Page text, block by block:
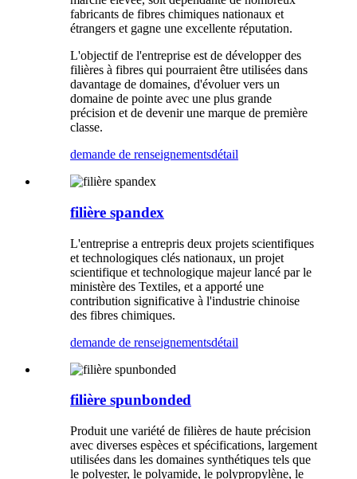
fabricants de fibres chimiques nationaux et
étrangers et gagne une excellente réputation.
L'objectif de l'entreprise est de développer des
filières à fibres qui pourraient être utilisées dans
davantage de domaines, d'évoluer vers un
domaine de pointe avec une plus grande
précision et de devenir une marque de première
classe.
demande de renseignementsdétail
filière spandex
L'entreprise a entrepris deux projets scientifiques
et technologiques clés nationaux, un projet
scientifique et technologique majeur lancé par le
ministère des Textiles, et a apporté une
contribution significative à l'industrie chinoise
des fibres chimiques.
demande de renseignementsdétail
filière spunbonded
Produit une variété de filières de haute précision
avec diverses espèces et spécifications, largement
utilisées dans les domaines synthétiques tels que
le polyester, le polyamide, le polypropylène, le